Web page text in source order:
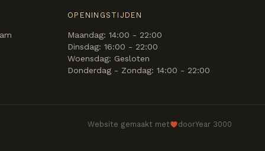
OPENINGSTIJDEN
Maandag: 14:00 - 22:00
Dinsdag: 16:00 - 22:00
Woensdag: Gesloten
Donderdag - Zondag: 14:00 - 22:00
Website gemaakt met doorYear 3000